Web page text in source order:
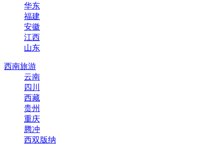
华东
福建
安徽
江西
山东
西南旅游
云南
四川
西藏
贵州
重庆
腾冲
西双版纳